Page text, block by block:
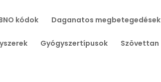
kódok Daganatos megbetegedések
Gyógyszertípusok Szövettan